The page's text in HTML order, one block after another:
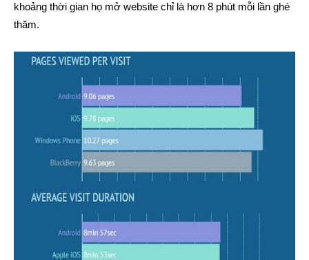
khoảng thời gian họ mở website chỉ là hơn 8 phút mỗi lần ghé
thăm.